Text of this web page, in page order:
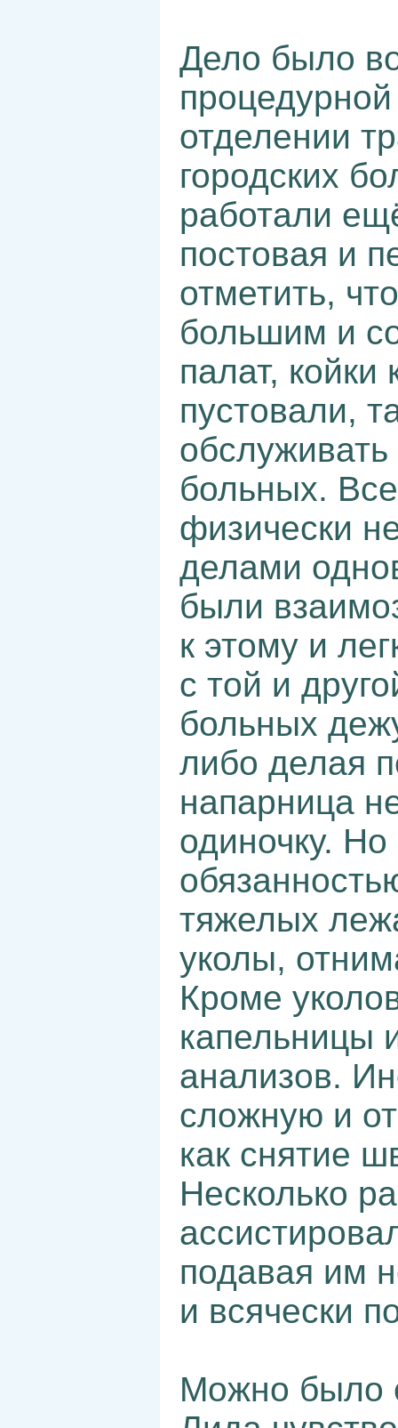
Дело было
отделении
городских
работали
постовая и
отметить,
большим и
палат, койки
пустовали,
больных.
физически
делами
были
к этому и
с той и
больных
либо делая
напарница
одиночку.
тяжелых
уколы,
Кроме
капельницы
анализов.
сложную и
как снятие
Несколько
подавая им
и всячески
Можно было